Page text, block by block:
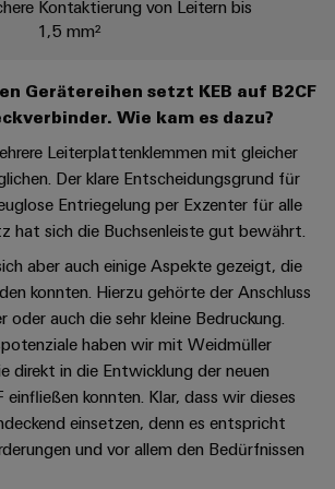
Kontaktierung von Leitern bis
1,5 mm²
Gerätereihen setzt KEB auf B2CF
Wie kam es dazu?
Leiterplattenklemmen mit gleicher
Der klare Entscheidungsgrund für
Entriegelung per Exzenter für alle
hat sich die Buchsenleiste gut bewährt.
aber auch einige Aspekte gezeigt, die
konnten. Hierzu gehörte der Anschluss
oder auch die sehr kleine Bedruckung.
haben wir mit Weidmüller
direkt in die Entwicklung der neuen
einfließen konnten. Klar, dass wir dieses
einsetzen, denn es entspricht
und vor allem den Bedürfnissen